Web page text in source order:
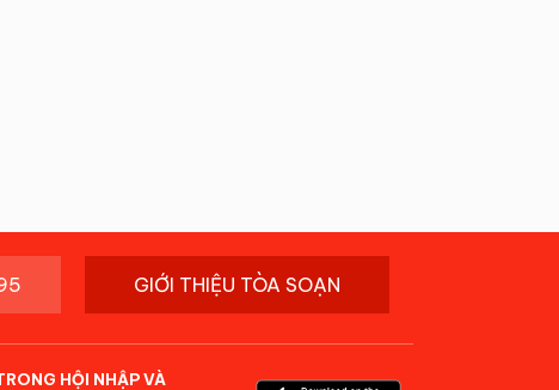
GIỚI THIỆU TÒA SOẠN
HỘI NHẬP VÀ